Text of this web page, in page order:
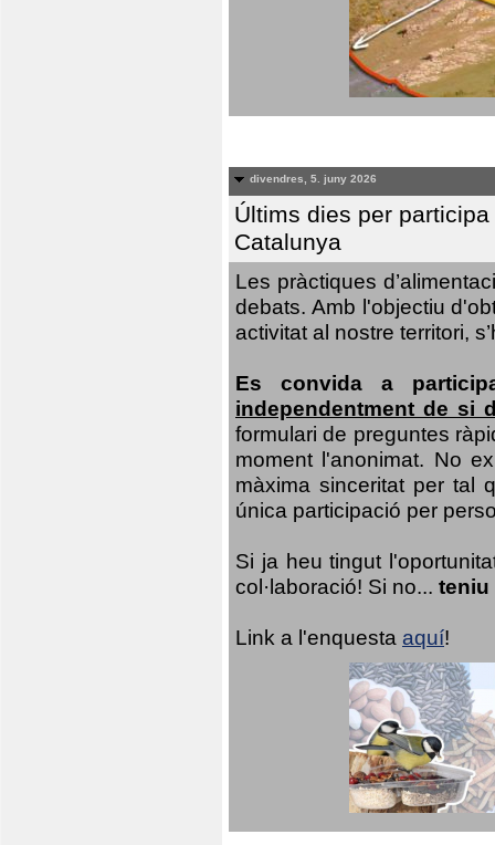
divendres, 5. juny 2026
Últims dies per
Catalunya
Les pràctiques
debats. Amb l'objectiu
activitat al nostre territori,
Es convida a
independentment de si
formulari de preguntes
moment l'anonimat. No
màxima sinceritat per tal
única participació per
Si ja heu tingut
col·laboració! Si no... teniu
Link a l'enquesta aquí!